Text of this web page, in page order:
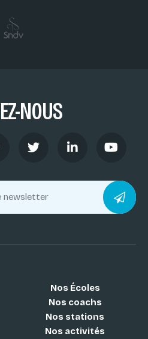
NOUS
Nos Écoles
Nos coachs
Nos stations
Nos activités